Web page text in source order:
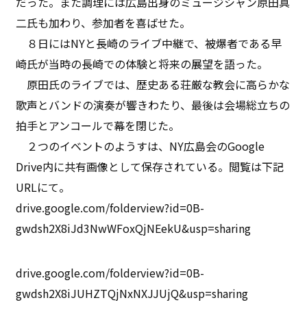
二氏も加わり、参加者を喜ばせた。
８日にはNYと長崎のライブ中継で、被爆者である早
崎氏が当時の長崎での体験と将来の展望を語った。
原田氏のライブでは、歴史ある荘厳な教会に高らかな
歌声とバンドの演奏が響きわたり、最後は会場総立ちの
拍手とアンコールで幕を閉じた。
２つのイベントのようすは、NY広島会のGoogle
Drive内に共有画像として保存されている。閲覧は下記
URLにて。
drive.google.com/folderview?id=0B-
gwdsh2X8iJd3NwWFoxQjNEekU&usp=sharing
drive.google.com/folderview?id=0B-
gwdsh2X8iJUHZTQjNxNXJJUjQ&usp=sharing